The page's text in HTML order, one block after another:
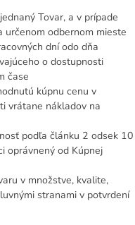
Tovar, a v prípade
určenom odbernom mieste
dní odo dňa
o dostupnosti
čase
kúpnu cenu v
vrátane nákladov na
podľa článku 2 odsek 10
oprávnený od Kúpnej
v množstve, kvalite,
stranami v potvrdení